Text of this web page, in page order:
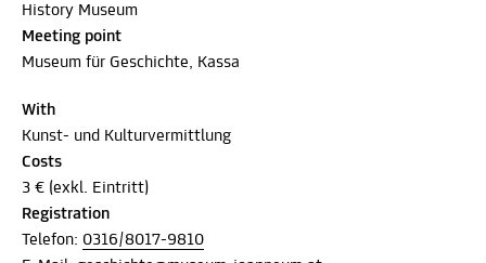
History Museum
Meeting point
Museum für Geschichte, Kassa
With
Kunst- und Kulturvermittlung
Costs
3 € (exkl. Eintritt)
Registration
Telefon: 0316/8017-9810